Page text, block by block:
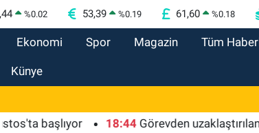
%0.02 53,39 %0.19 61,60 %0.18
Ekonomi Spor Magazin Tüm
Künye
18:44 Görevden uzaklaştırılan Utku